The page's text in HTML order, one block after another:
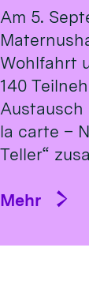
Am 5.
Wohlfahrt
140
Austausch
la carte –
Teller“
Mehr